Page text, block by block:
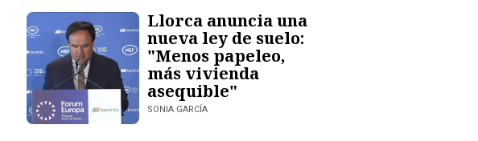
Llorca anuncia una
nueva ley de suelo:
"Menos papeleo,
más vivienda
asequible"
SONIA GARCÍA